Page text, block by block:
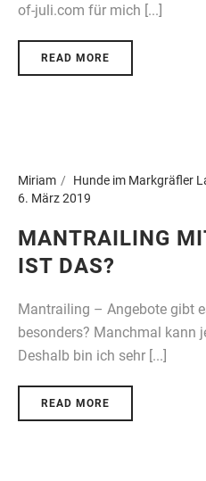
of-juli.com für mich [...]
READ MORE
Miriam Hunde im Markgräfler
6. März 2019
MANTRAILING
IST DAS?
Mantrailing – Angebote gibt
besonders? Manchmal kann
Deshalb bin ich sehr [...]
READ MORE